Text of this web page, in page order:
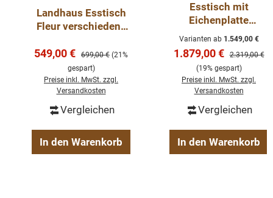
Landhaus Esstisch
Fleur verschiedene
cm
Verkaufspreis:
549,00 € Regulärer Preis:
699,00 € (21%
gespart)
Preise inkl. MwSt. zzgl.
Versandkosten
Vergleichen
In den Warenkorb
Esstisch mit
Eichenplatte
ausziehbar 160/200,
180/220, 210/250
cm mit
gedrechselten
Beinen, Landhaus
Varianten ab1.549,00 €
Verkaufspreis:
1.879,00 € Regulärer
2.319,00 €
(19% gespart)
Preise inkl. MwSt. zzgl.
Versandkosten
Vergleichen
In den Warenkorb